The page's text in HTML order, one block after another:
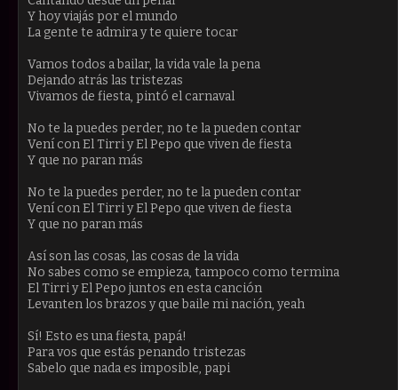
Y hoy viajás por el mundo
La gente te admira y te quiere tocar
Vamos todos a bailar, la vida vale la pena
Dejando atrás las tristezas
Vivamos de fiesta, pintó el carnaval
No te la puedes perder, no te la pueden contar
Vení con El Tirri y El Pepo que viven de fiesta
Y que no paran más
No te la puedes perder, no te la pueden contar
Vení con El Tirri y El Pepo que viven de fiesta
Y que no paran más
Así son las cosas, las cosas de la vida
No sabes como se empieza, tampoco como termina
El Tirri y El Pepo juntos en esta canción
Levanten los brazos y que baile mi nación, yeah
Sí! Esto es una fiesta, papá!
Para vos que estás penando tristezas
Sabelo que nada es imposible, papi